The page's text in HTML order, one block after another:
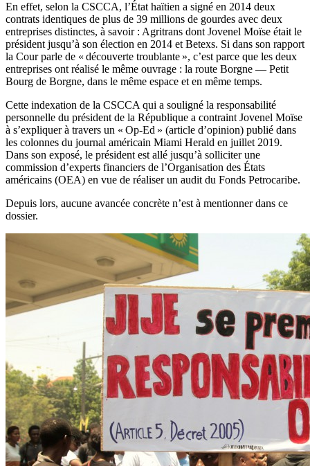
En effet, selon la CSCCA, l’État haïtien a signé en 2014 deux
contrats identiques de plus de 39 millions de gourdes avec deux
entreprises distinctes, à savoir : Agritrans dont Jovenel Moïse était le
président jusqu’à son élection en 2014 et Betexs. Si dans son rapport
la Cour parle de « découverte troublante », c’est parce que les deux
entreprises ont réalisé le même ouvrage : la route Borgne — Petit
Bourg de Borgne, dans le même espace et en même temps.
Cette indexation de la CSCCA qui a souligné la responsabilité
personnelle du président de la République a contraint Jovenel Moïse
à s’expliquer à travers un « Op-Ed » (article d’opinion) publié dans
les colonnes du journal américain Miami Herald en juillet 2019.
Dans son exposé, le président est allé jusqu’à solliciter une
commission d’experts financiers de l’Organisation des États
américains (OEA) en vue de réaliser un audit du Fonds Petrocaribe.
Depuis lors, aucune avancée concrète n’est à mentionner dans ce
dossier.